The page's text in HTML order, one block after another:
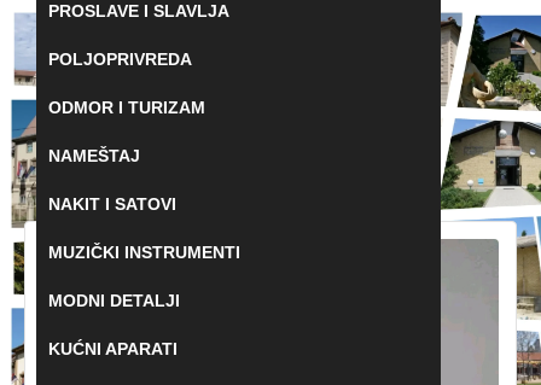
PROSLAVE I SLAVLJA
POLJOPRIVREDA
ODMOR I TURIZAM
NAMEŠTAJ
NAKIT I SATOVI
MUZIČKI INSTRUMENTI
MODNI DETALJI
KUĆNI APARATI